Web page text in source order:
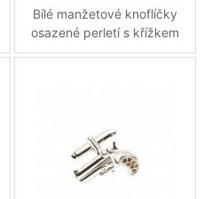
Bílé manžetové knoflíčky
osazené perletí s křížkem
vykládaným křištály